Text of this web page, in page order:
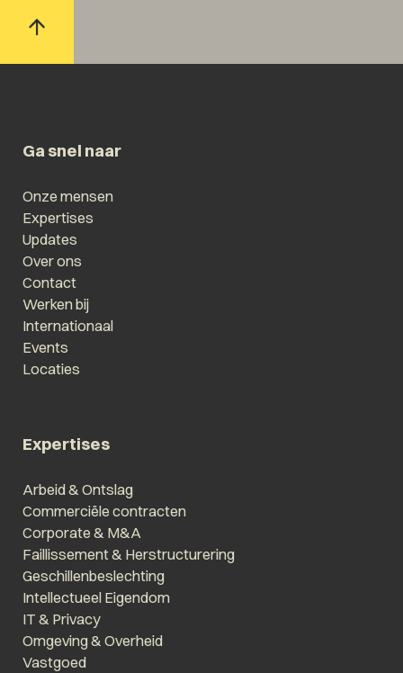
Ga snel naar
Onze mensen
Expertises
Updates
Over ons
Contact
Werken bij
Internationaal
Events
Locaties
Expertises
Arbeid & Ontslag
Commerciële contracten
Corporate & M&A
Faillissement & Herstructurering
Geschillenbeslechting
Intellectueel Eigendom
IT & Privacy
Omgeving & Overheid
Vastgoed